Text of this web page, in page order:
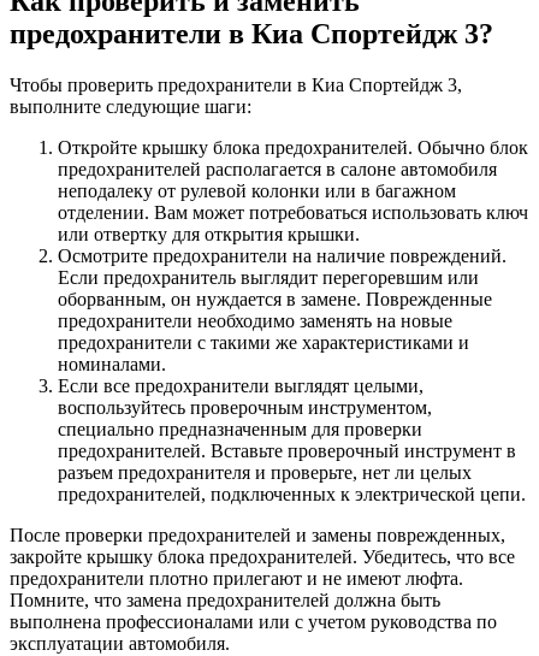
предохранители в Киа Спортейдж 3?
Чтобы проверить предохранители в Киа Спортейдж 3,
выполните следующие шаги:
Откройте крышку блока предохранителей. Обычно блок
предохранителей располагается в салоне автомобиля
неподалеку от рулевой колонки или в багажном
отделении. Вам может потребоваться использовать ключ
или отвертку для открытия крышки.
Осмотрите предохранители на наличие повреждений.
Если предохранитель выглядит перегоревшим или
оборванным, он нуждается в замене. Поврежденные
предохранители необходимо заменять на новые
предохранители с такими же характеристиками и
номиналами.
Если все предохранители выглядят целыми,
воспользуйтесь проверочным инструментом,
специально предназначенным для проверки
предохранителей. Вставьте проверочный инструмент в
разъем предохранителя и проверьте, нет ли целых
предохранителей, подключенных к электрической цепи.
После проверки предохранителей и замены поврежденных,
закройте крышку блока предохранителей. Убедитесь, что все
предохранители плотно прилегают и не имеют люфта.
Помните, что замена предохранителей должна быть
выполнена профессионалами или с учетом руководства по
эксплуатации автомобиля.